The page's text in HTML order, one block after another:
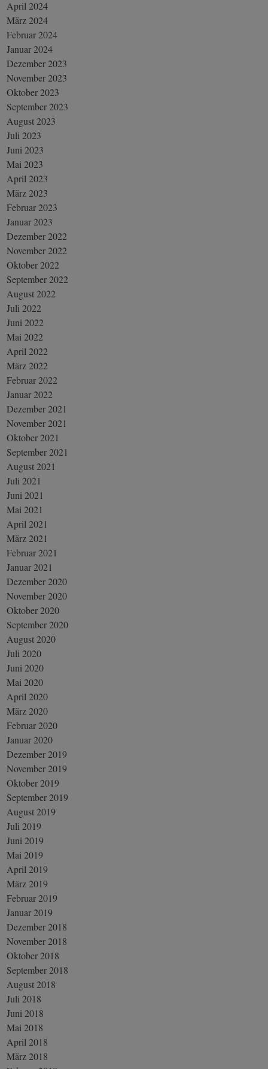
April 2024
März 2024
Februar 2024
Januar 2024
Dezember 2023
November 2023
Oktober 2023
September 2023
August 2023
Juli 2023
Juni 2023
Mai 2023
April 2023
März 2023
Februar 2023
Januar 2023
Dezember 2022
November 2022
Oktober 2022
September 2022
August 2022
Juli 2022
Juni 2022
Mai 2022
April 2022
März 2022
Februar 2022
Januar 2022
Dezember 2021
November 2021
Oktober 2021
September 2021
August 2021
Juli 2021
Juni 2021
Mai 2021
April 2021
März 2021
Februar 2021
Januar 2021
Dezember 2020
November 2020
Oktober 2020
September 2020
August 2020
Juli 2020
Juni 2020
Mai 2020
April 2020
März 2020
Februar 2020
Januar 2020
Dezember 2019
November 2019
Oktober 2019
September 2019
August 2019
Juli 2019
Juni 2019
Mai 2019
April 2019
März 2019
Februar 2019
Januar 2019
Dezember 2018
November 2018
Oktober 2018
September 2018
August 2018
Juli 2018
Juni 2018
Mai 2018
April 2018
März 2018